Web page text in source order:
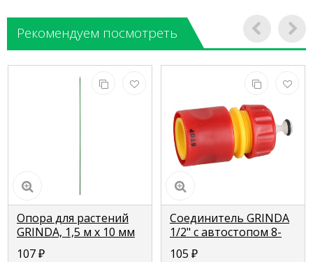
Рекомендуем посмотреть
Опора для растений
GRINDA, 1,5 м х 10 мм
422390-150
107₽
Соединитель GRINDA
1/2" с автостопом 8-
426329_z01
105 ₽